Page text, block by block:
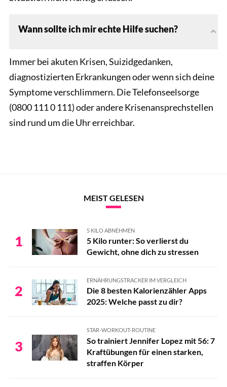
Wann sollte ich mir echte Hilfe suchen?
Immer bei akuten Krisen, Suizidgedanken,
diagnostizierten Erkrankungen oder wenn sich deine
Symptome verschlimmern. Die Telefonseelsorge
(0800 111 0 111) oder andere Krisenansprechstellen
sind rund um die Uhr erreichbar.
MEIST GELESEN
1
5 KILO ABNEHMEN
5 Kilo runter: So verlierst du
Gewicht, ohne dich zu stressen
2
ERNÄHRUNGSTRACKER IM VERGLEICH
Die 8 besten Kalorienzähler Apps
2025: Welche passt zu dir?
3
STAR-WORKOUT-ROUTINE
So trainiert Jennifer Lopez mit 56: 7
Kraftübungen für einen starken,
straffen Körper